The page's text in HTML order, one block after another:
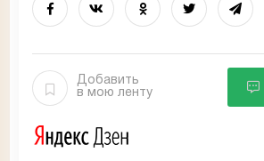
Добавить
в мою ленту